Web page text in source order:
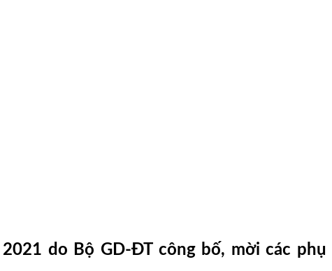
do Bộ GD-ĐT công bố, mời các phụ